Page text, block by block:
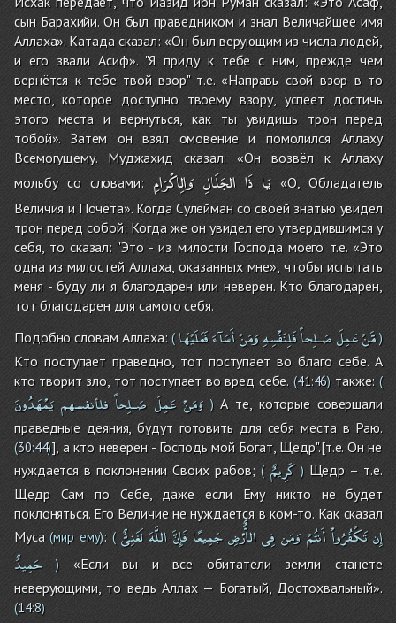
сын Барахийи. Он был праведником и знал Величайшее имя
Аллаха». Катада сказал: «Он был верующим из числа людей,
и его звали Асиф». "Я приду к тебе с ним, прежде чем
вернётся к тебе твой взор" т.е. «Направь свой взор в то
место, которое доступно твоему взору, успеет достичь
этого места и вернуться, как ты увидишь трон перед
тобой». Затем он взял омовение и помолился Аллаху
Всемогущему. Муджахид сказал: «Он возвёл к Аллаху
мольбу со словами:
يَا ذَا الجَلَالِ وَالِاكْرَامِ
«О, Обладатель
Величия и Почёта». Когда Сулейман со своей знатью увидел
трон перед собой: Когда же он увидел его утвердившимся у
себя, то сказал: "Это - из милости Господа моего т.е. «Это
одна из милостей Аллаха, оказанных мне», чтобы испытать
меня - буду ли я благодарен или неверен. Кто благодарен,
тот благодарен для самого себя.
Подобно словам Аллаха: ( مَّنْعَمِلَصَـلِحاًفَلِنَفْسِهِوَمَنْأَسَآءَفَعَلَيْهَا )
Кто поступает праведно, тот поступает во благо себе. А
кто творит зло, тот поступает во вред себе. (41:46) также: (
وَمَنْ عَمِلَ صَـلِحاً فلأنفسهم يَمْهَدُونَ )А те, которые совершали
праведные деяния, будут готовить для себя места в Раю.
(30:44)], а кто неверен - Господь мой Богат, Щедр".[т.е. Он не
нуждается в поклонении Своих рабов;( كَرِيمٌ)Щедр – т.е.
Щедр Сам по Себе, даже если Ему никто не будет
поклоняться. Его Величие не нуждается в ком-то. Как сказал
Муса(мир ему): ( إِنتَكْفُرُواْأَنتُمْ وَمَن فِىالاٌّرْضِجَمِيعًا فَإِنَّاللَّهَ لَغَنِىٌّ
حَمِيدٌ) «Если вы и все обитатели земли станете
неверующими, то ведь Аллах — Богатый, Достохвальный».
(14:8)